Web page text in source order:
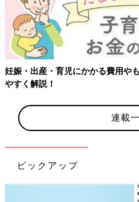
【ワクチン接種できるものも】妊
連載
ピックアップ